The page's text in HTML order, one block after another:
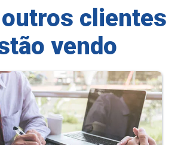
outros clientes
vendo